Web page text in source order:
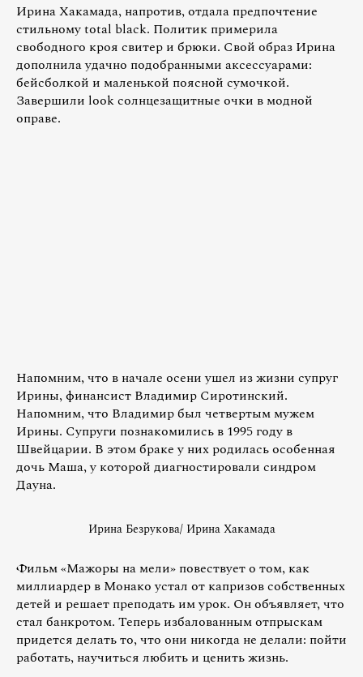
Ирина Хакамада, напротив, отдала предпочтение
стильному total black. Политик примерила
свободного кроя свитер и брюки. Свой образ Ирина
дополнила удачно подобранными аксессуарами:
бейсболкой и маленькой поясной сумочкой.
Завершили look солнцезащитные очки в модной
оправе.
Напомним, что в начале осени ушел из жизни супруг
Ирины, финансист Владимир Сиротинский.
Напомним, что Владимир был четвертым мужем
Ирины. Супруги познакомились в 1995 году в
Швейцарии. В этом браке у них родилась особенная
дочь Маша, у которой диагностировали синдром
Дауна.
Ирина Безрукова/ Ирина Хакамада
Фильм «Мажоры на мели» повествует о том, как
миллиардер в Монако устал от капризов собственных
детей и решает преподать им урок. Он объявляет, что
стал банкротом. Теперь избалованным отпрыскам
придется делать то, что они никогда не делали: пойти
работать, научиться любить и ценить жизнь.